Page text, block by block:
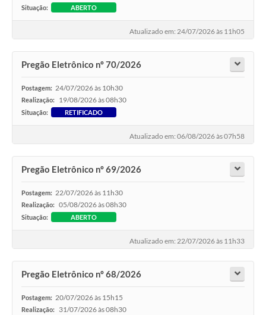
Situação: ABERTO
Atualizado em: 24/07/2026 às 11h05
Pregão Eletrônico nº 70/2026
Postagem: 24/07/2026 às 10h30
Realização: 19/08/2026 às 08h30
Situação: RETIFICADO
Atualizado em: 06/08/2026 às 07h58
Pregão Eletrônico nº 69/2026
Postagem: 22/07/2026 às 11h30
Realização: 05/08/2026 às 08h30
Situação: ABERTO
Atualizado em: 22/07/2026 às 11h33
Pregão Eletrônico nº 68/2026
Postagem: 20/07/2026 às 15h15
Realização: 31/07/2026 às 08h30